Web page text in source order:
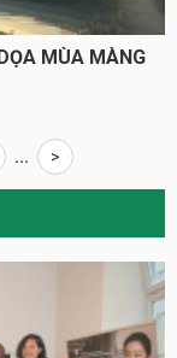
MÙA MÀNG
... >